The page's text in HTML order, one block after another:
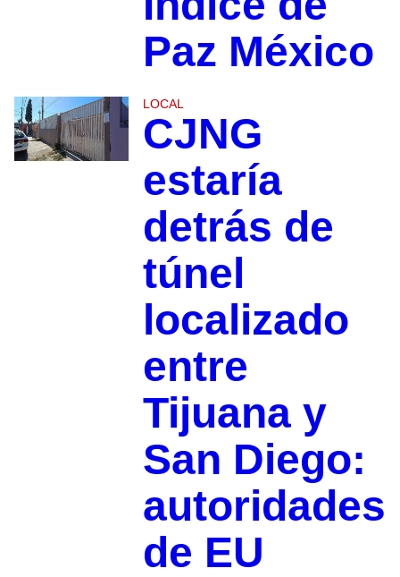
Paz México
LOCAL
CJNG
estaría
detrás de
túnel
localizado
entre
Tijuana y
San Diego:
autoridades
de EU